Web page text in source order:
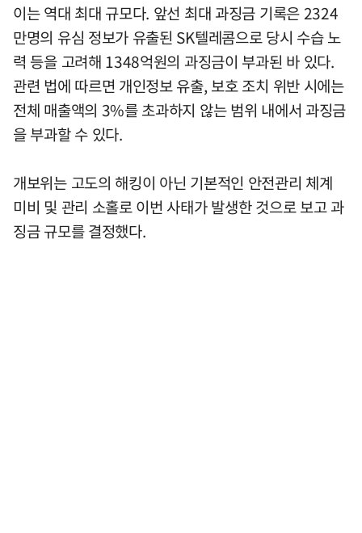
이는 역대 최대 규모다. 앞선 최대 과징금 기록은 2324
만명의 유심 정보가 유출된 SK텔레콤으로 당시 수습 노
력 등을 고려해 1348억원의 과징금이 부과된 바 있다.
관련 법에 따르면 개인정보 유출, 보호 조치 위반 시에는
전체 매출액의 3%를 초과하지 않는 범위 내에서 과징금
을 부과할 수 있다.
개보위는 고도의 해킹이 아닌 기본적인 안전관리 체계
미비 및 관리 소홀로 이번 사태가 발생한 것으로 보고 과
징금 규모를 결정했다.